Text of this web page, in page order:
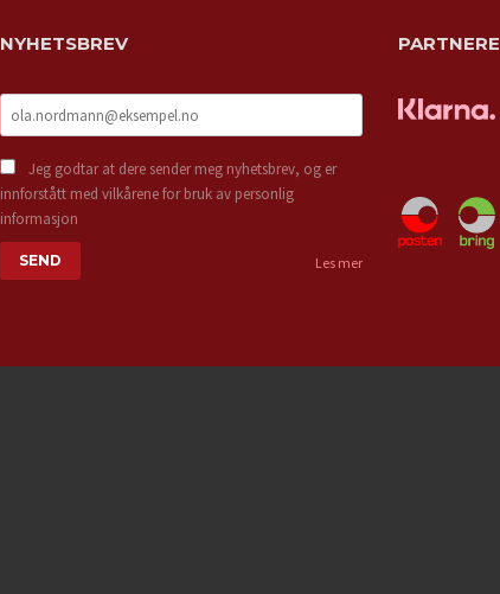
NYHETSBREV
Jeg godtar at dere sender meg nyhetsbrev, og er
innforstått med vilkårene for bruk av personlig
informasjon
Les mer
PARTNERE